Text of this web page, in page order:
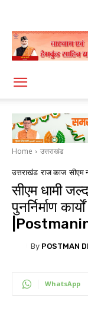
Home उत्तराखंड
उत्तराखंड राज काज सीएम
सीएम धामी
पुनर्निर्माण
By POSTMAN
WhatsApp